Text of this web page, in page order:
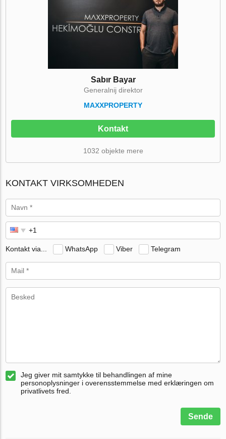
Sabır Bayar
Generalnij direktor
MAXXPROPERTY
Kontakt
1032 objekte mere
KONTAKT VIRKSOMHEDEN
Kontakt via... WhatsApp Viber Telegram
Jeg giver mit samtykke til behandlingen af mine
personoplysninger i overensstemmelse med erklæringen om
privatlivets fred.
Sende